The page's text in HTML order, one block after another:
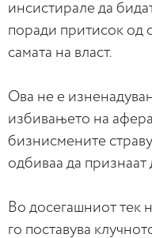
инсистирале да
поради притисок од
самата на власт.
Ова не е
избивањето на
бизнисмените
одбиваа да
Во досегашниот тек
го поставува